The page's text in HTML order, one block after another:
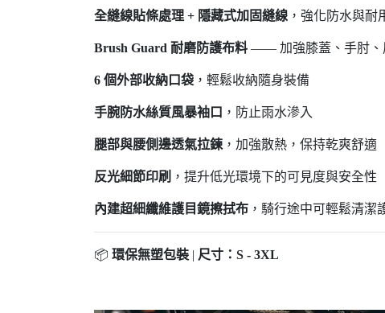
全縫線貼條處理 + 隱藏式加固縫線 ，強化防水與耐
Brush Guard 耐磨防護布料 —— 加強膝蓋、手肘、
6 個外部收納口袋 ，輕鬆收納隨身裝備
手腕防水絲質風暴袖口 ，防止雨水滲入
腿部與腰側邊透氣拉鍊 ，加強散熱，保持乾爽舒適
反光細節印刷 ，提升低光環境下的可見度與安全性
內建超細纖維護目鏡擦拭布 ，騎行途中可輕鬆清潔
📦 環保無塑包裝 | 尺寸：S - 3XL